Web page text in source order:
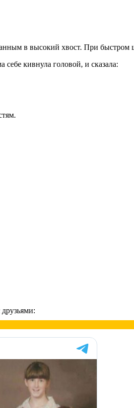
в высокий хвост. При быстром
кивнула головой, и сказала: